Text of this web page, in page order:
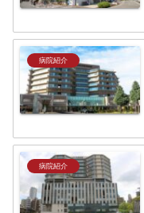
病院紹介
病院紹介